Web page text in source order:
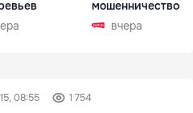
мошенничеством
Чехиивчера
08:55 1 754